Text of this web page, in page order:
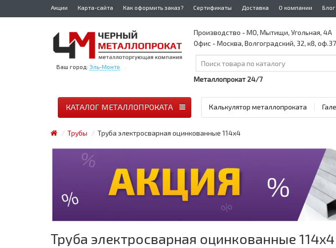
Акции Карта-сайта Как оформить заказ? Сертификаты Доставка О компании Блог
Ваш город: Эль-Монте
Производство - МО, Мытищи, Угольная, 4А
Офис - Москва, Волгоградский, 32, к8, оф.37
Металлопрокат 24/7
Калькулятор металлопроката
КАТАЛОГ МЕТАЛЛОПРОКАТА
Трубы Труба электросварная оцинкованные 114x4
Труба электросварная оцинкованные 114x4